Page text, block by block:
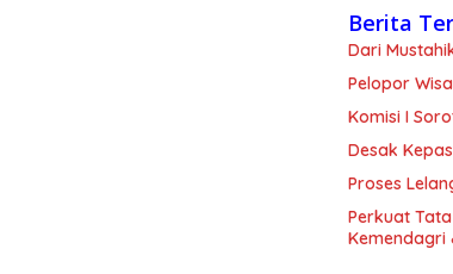
Berita
Dari
Pelopor
Komisi I
Desak
Proses
Perkuat
Kemendagri